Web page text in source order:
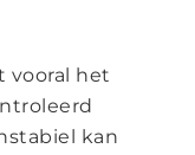
vooral het
kan